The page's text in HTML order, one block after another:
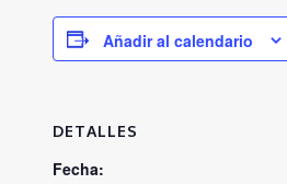
Añadir al calendario
DETALLES
Fecha: